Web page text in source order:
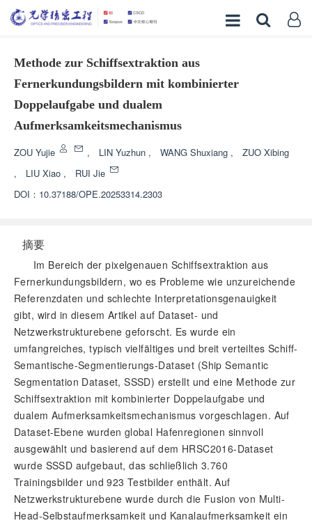
Methode zur Schiffsextraktion aus
Fernerkundungsbildern mit kombinierter
Doppelaufgabe und dualem
Aufmerksamkeitsmechanismus
ZOU Yujie , LIN Yuzhun , WANG Shuxiang ,
ZUO Xibing
,
LIU Xiao ,
RUI Jie
DOI： 10.37188/OPE.20253314.2303
摘要
Im Bereich der pixelgenauen Schiffsextraktion aus
Fernerkundungsbildern, wo es Probleme wie unzureichende
Referenzdaten und schlechte Interpretationsgenauigkeit
gibt, wird in diesem Artikel auf Dataset- und
Netzwerkstrukturebene geforscht. Es wurde ein
umfangreiches, typisch vielfältiges und breit verteiltes Schiff-
Semantische-Segmentierungs-Dataset (Ship Semantic
Segmentation Dataset, SSSD) erstellt und eine Methode zur
Schiffsextraktion mit kombinierter Doppelaufgabe und
dualem Aufmerksamkeitsmechanismus vorgeschlagen. Auf
Dataset-Ebene wurden global Hafenregionen sinnvoll
ausgewählt und basierend auf dem HRSC2016-Dataset
wurde SSSD aufgebaut, das schließlich 3.760
Trainingsbilder und 923 Testbilder enthält. Auf
Netzwerkstrukturebene wurde durch die Fusion von Multi-
Head-Selbstaufmerksamkeit und Kanalaufmerksamkeit ein